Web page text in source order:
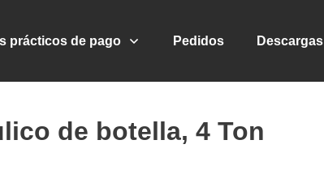
prácticos de pago Pedidos Descargas
de botella, 4 Ton